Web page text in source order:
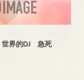
世界的DJ 急死